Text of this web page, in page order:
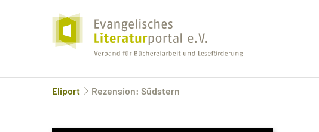
Eliport Rezension: Südstern